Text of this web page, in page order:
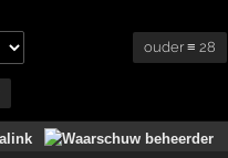
ouder ≡ 28